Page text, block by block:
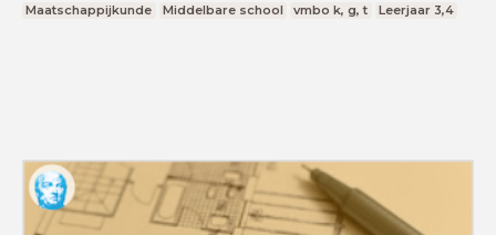
Maatschappijkunde Middelbare school vmbo k, g, t Leerjaar 3,4